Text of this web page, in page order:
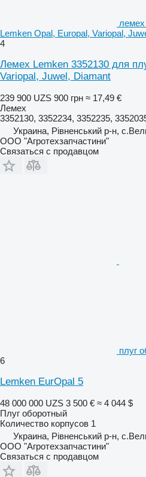
Lemken Opal, Europal, Variopal,
4
Лемех Lemken 3352130 для
Variopal, Juwel, Diamant
239 900 UZS 900 грн ≈ 17,49 €
Лемех
3352130, 3352234, 3352235,
Украина, Рівненський р-н,
ООО "Агротехзапчастини"
Связаться с продавцом
плуг
6
Lemken EurOpal 5
48 000 000 UZS 3 500 € ≈ 4 044 $
Плуг оборотный
Количество корпусов 1
Украина, Рівненський р-н,
ООО "Агротехзапчастини"
Связаться с продавцом